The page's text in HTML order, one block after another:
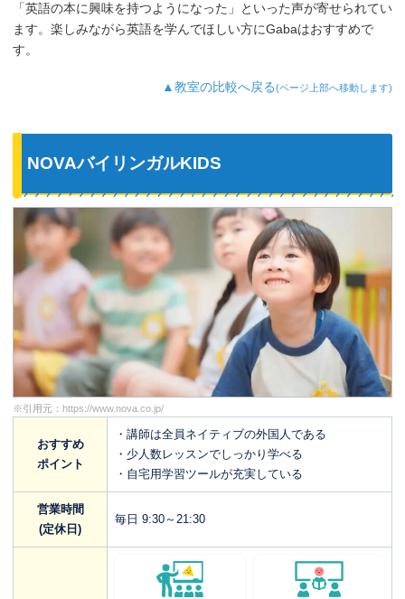
「英語の本に興味を持つようになった」といった声が寄せられてい
ます。楽しみながら英語を学んでほしい方にGabaはおすすめで
す。
▲教室の比較へ戻る(ページ上部へ移動します)
NOVAバイリンガルKIDS
※引用元： https://www.nova.co.jp/
おすすめ
ポイント
・講師は全員ネイティブの外国人である
・少人数レッスンでしっかり学べる
・自宅用学習ツールが充実している
営業時間
(定休日)
毎日 9:30～21:30